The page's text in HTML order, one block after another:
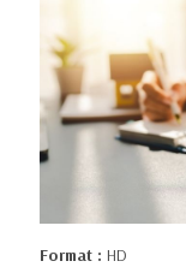
Format : HD